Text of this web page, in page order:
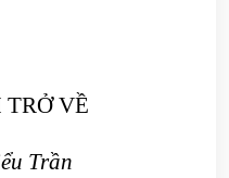
VỀ
Trần